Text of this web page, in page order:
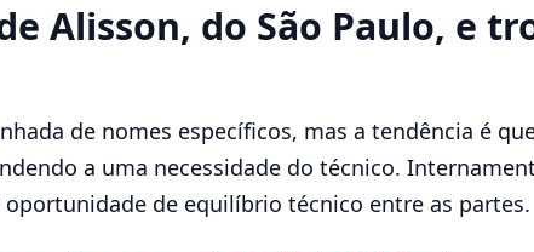
Alisson, do São Paulo, e
de nomes específicos, mas a tendência é
a uma necessidade do técnico.
de equilíbrio técnico entre as partes.